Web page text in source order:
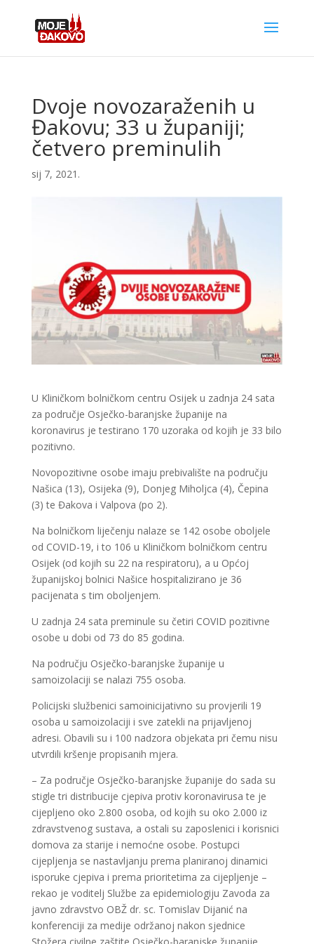
Dvoje novozaraženih u
Đakovu; 33 u županiji;
četvero preminulih
sij 7, 2021.
U Kliničkom bolničkom centru Osijek u zadnja 24 sata
za područje Osječko-baranjske županije na
koronavirus je testirano 170 uzoraka od kojih je 33 bilo
pozitivno.
Novopozitivne osobe imaju prebivalište na području
Našica (13), Osijeka (9), Donjeg Miholjca (4), Čepina
(3) te Đakova i Valpova (po 2).
Na bolničkom liječenju nalaze se 142 osobe oboljele
od COVID-19, i to 106 u Kliničkom bolničkom centru
Osijek (od kojih su 22 na respiratoru), a u Općoj
županijskoj bolnici Našice hospitalizirano je 36
pacijenata s tim oboljenjem.
U zadnja 24 sata preminule su četiri COVID pozitivne
osobe u dobi od 73 do 85 godina.
Na području Osječko-baranjske županije u
samoizolaciji se nalazi 755 osoba.
Policijski službenici samoinicijativno su provjerili 19
osoba u samoizolaciji i sve zatekli na prijavljenoj
adresi. Obavili su i 100 nadzora objekata pri čemu nisu
utvrdili kršenje propisanih mjera.
– Za područje Osječko-baranjske županije do sada su
stigle tri distribucije cjepiva protiv koronavirusa te je
cijepljeno oko 2.800 osoba, od kojih su oko 2.000 iz
zdravstvenog sustava, a ostali su zaposlenici i korisnici
domova za starije i nemoćne osobe. Postupci
cijepljenja se nastavljanju prema planiranoj dinamici
isporuke cjepiva i prema prioritetima za cijepljenje –
rekao je voditelj Službe za epidemiologiju Zavoda za
javno zdravstvo OBŽ dr. sc. Tomislav Dijanić na
konferenciji za medije održanoj nakon sjednice